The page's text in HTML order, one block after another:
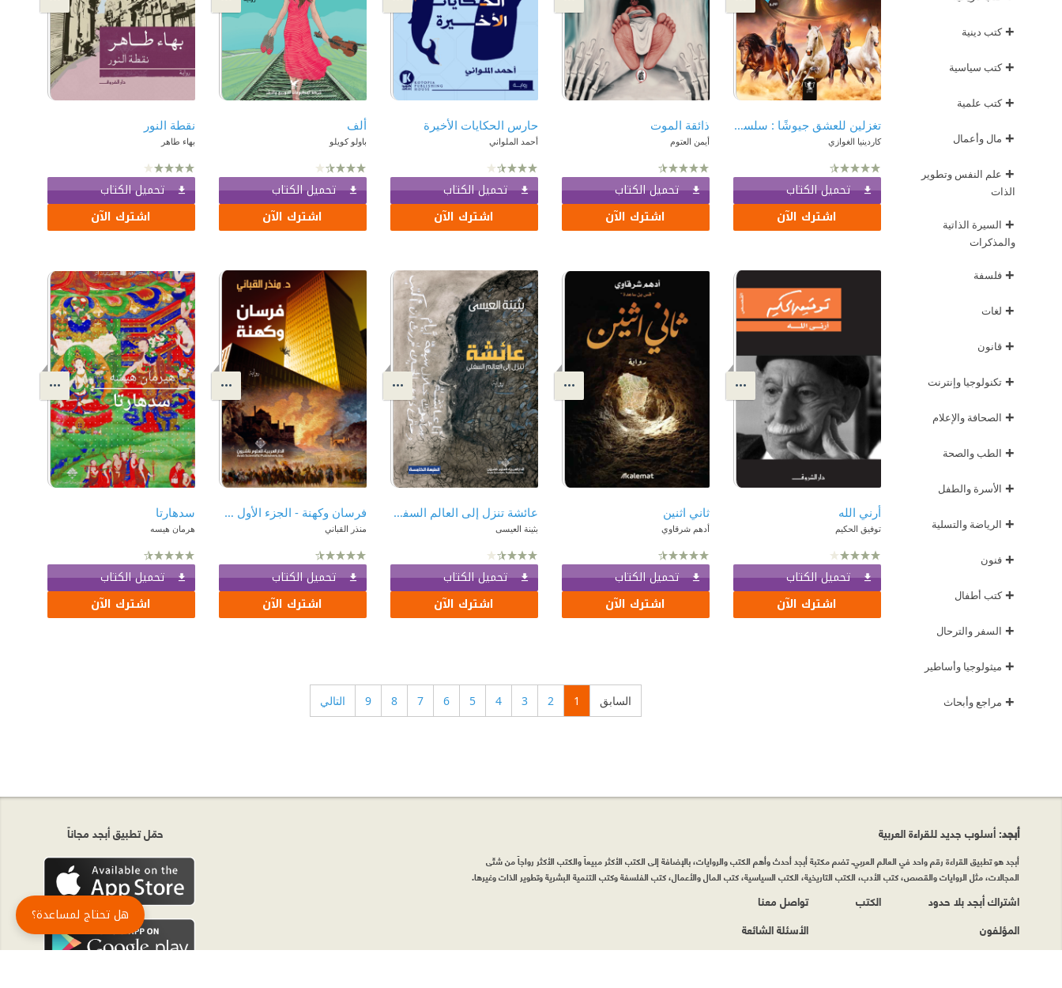
+كتب دينية
+كتب سياسية
+كتب علمية
+ مال وأعمال
+ علم النفس وتطوير
الذات
+ السيرة الذاتية
والمذكرات
+ فلسفة
+ لغات
+ قانون
+ تكنولوجيا وإنترنت
+ الصحافة والإعلام
+ الطب والصحة
+ الأسرة والطفل
+ الرياضة والتسلية
+ فنون
+كتب أطفال
+ السفر والترحال
+ ميثولوجيا وأساطير
+ مراجع وأبحاث
تغزلين للعشق جيوشًا : سلسلة قلوب تحكي 8
كاردينيا الغوازي
تحميل الكتاب
اشترك الآن
ذائقة الموت
أيمن العتوم
تحميل الكتاب
اشترك الآن
حارس الحكايات الأخيرة
أحمد الملواني
تحميل الكتاب
اشترك الآن
ألف
باولو كويلو
تحميل الكتاب
اشترك الآن
نقطة النور
بهاء طاهر
تحميل الكتاب
اشترك الآن
أرني الله
توفيق الحكيم
تحميل الكتاب
اشترك الآن
ثاني اثنين
أدهم شرقاوي
تحميل الكتاب
اشترك الآن
عائشة تنزل إلى العالم السفلي
بثينة العيسى
تحميل الكتاب
اشترك الآن
فرسان وكهنة - الجزء الأول من ثلاثية 'فرسان وكهنة'
منذر القباني
تحميل الكتاب
اشترك الآن
سدهارتا
هرمان هيسه
تحميل الكتاب
اشترك الآن
السابق 1
2
3
4
5
6
7
8
9 التالي
حمّل تطبيق أبجد مجاناً أبجد: أسلوب جديد للقراءة العربية
أبجد هو تطبيق القراءة رقم واحد في العالم العربي. تضم مكتبة أبجد أحدث وأهم الكتب والروايات، بالإضافة إلى الكتب الأكثر مبيعاً والكتب الأكثر رواجاً من شتّى
المجالات، مثل الروايات والقصص، كتب الأدب، الكتب التاريخية، الكتب السياسية، كتب المال والأعمال، كتب الفلسفة وكتب التنمية البشرية وتطوير الذات وغيرها.
اشتراك أبجد بلا حدود
المؤلفون
الكتب
تواصل معنا
الأسئلة الشائعة
هل تحتاج لمساعدة؟